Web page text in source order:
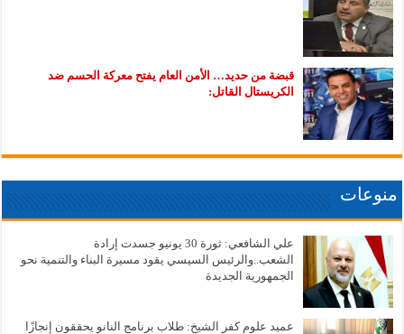
قبضة من حديد… الأمن العام يفتح معركة الحسم ضد
الكريستال القاتل:
منوعات
علي الشافعي: ثورة 30 يونيو جسدت إرادة
الشعب..والرئيس السيسي يقود مسيرة البناء والتنمية نحو
الجمهورية الجديدة
عميد علوم كفر الشيخ: طلاب برنامج النانو يحققون إنجازًا